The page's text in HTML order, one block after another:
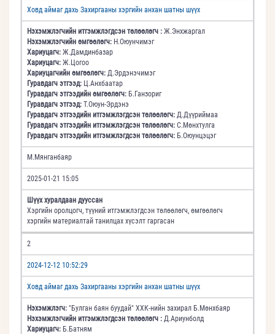
Ховд аймаг дахь Захиргааны хэргийн анхан шатны шүүх
Нэхэмжлэгчийн итгэмжлэгдсэн төлөөлөгч : Ж.Энхжаргал
Нэхэмжлэгчийн өмгөөлөгч: Н.Оюунчимэг
Хариуцагч: Ж.Дамдинбазар
Хариуцагч: Ж.Цогоо
Хариуцагчийн өмгөөлөгч: Д.Эрдэнэчимэг
Гуравдагч этгээд: Ц.Анхбаатар
Гуравдагч этгээдийн өмгөөлөгч: Б.Ганзориг
Гуравдагч этгээд: Т.Оюун-Эрдэнэ
Гуравдагч этгээдийн итгэмжлэгдсэн төлөөлөгч: Д.Дүүриймаа
Гуравдагч этгээдийн итгэмжлэгдсэн төлөөлөгч: С.Мөнхтулга
Гуравдагч этгээдийн итгэмжлэгдсэн төлөөлөгч: Б.Оюунцэцэг
М.Мянганбаяр
2025-01-21 15:05
Шүүх хуралдаан дууссан
Хэргийн оролцогч, түүний итгэмжлэгдсэн төлөөлөгч, өмгөөлөгч
хэргийн материалтай танилцах хүсэлт гаргасан
2
2024-12-12 10:52:29
Ховд аймаг дахь Захиргааны хэргийн анхан шатны шүүх
Нэхэмжлэгч: "Булган баян буудай" ХХК-нийн захирал Б.Мөнхбаяр
Нэхэмжлэгчийн итгэмжлэгдсэн төлөөлөгч : Д.Ариунболд
Хариуцагч: Б.Батням